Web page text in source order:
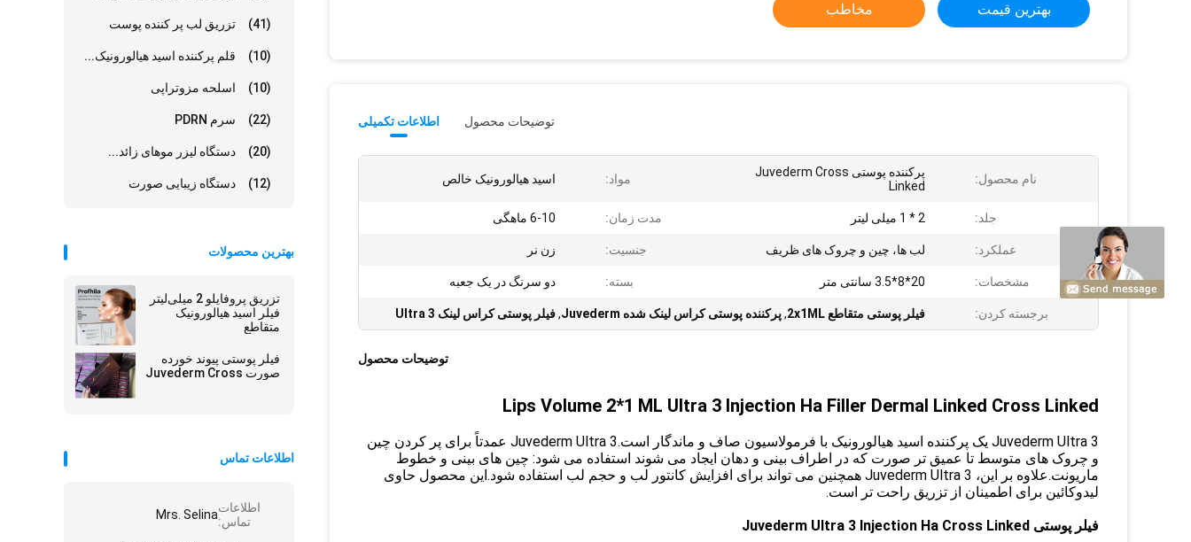
تزریق لب پر کننده پوست (41)
قلم پرکننده اسید هیالورونیک... (10)
اسلحه مزوتراپی (10)
سرم PDRN (22)
دستگاه لیزر موهای زائد... (20)
دستگاه زیبایی صورت (12)
بهترین محصولات
تزریق پروفایلو 2 میلی‌لیتر
فیلر اسید هیالورونیک
متقاطع
فیلر پوستی پیوند خورده
صورت Juvederm Cross
اطلاعات تماس
اطلاعات
تماس:Mrs. Selina
بهترین قیمت مخاطب
اطلاعات تکمیلی توضیحات محصول
نام محصول:
پرکننده پوستی Juvederm Cross
Linked
مواد: اسید هیالورونیک خالص
جلد: 2 * 1 میلی لیتر مدت زمان: 6-10 ماهگی
عملکرد: لب ها، چین و چروک های ظریف جنسیت: زن نر
مشخصات: 20*8*3.5 سانتی متر بسته: دو سرنگ در یک جعبه
برجسته کردن: فیلر پوستی متقاطع 2x1ML ,پرکننده پوستی کراس لینک شده Juvederm ,فیلر پوستی کراس لینک Ultra 3
توضیحات محصول
Lips Volume 2*1 ML Ultra 3 Injection Ha Filler Dermal Linked Cross Linked
Juvederm Ultra 3 یک پرکننده اسید هیالورونیک با فرمولاسیون صاف و ماندگار است.Juvederm Ultra 3 عمدتاً برای پر کردن چین
و چروک های متوسط ​​تا عمیق تر صورت که در اطراف بینی و دهان ایجاد می شوند استفاده می شود: چین های بینی و خطوط
ماریونت.علاوه بر این، Juvederm Ultra 3 همچنین می تواند برای افزایش کانتور لب و حجم لب استفاده شود.این محصول حاوی
لیدوکائین برای اطمینان از تزریق راحت تر است.
فیلر پوستی Juvederm Ultra 3 Injection Ha Cross Linked